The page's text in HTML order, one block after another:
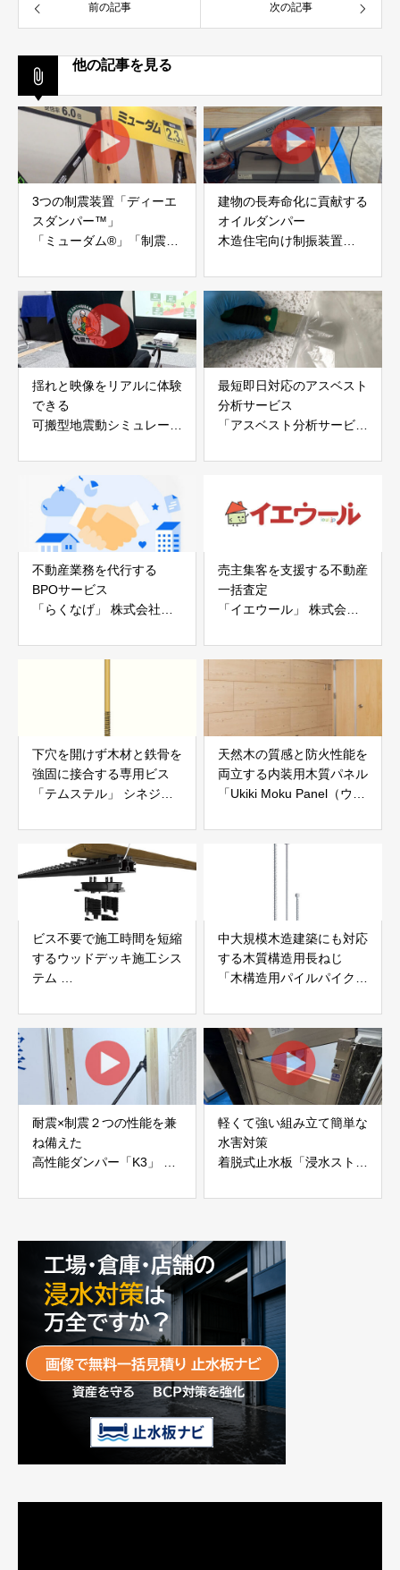
前の記事 次の記事
他の記事を見る
3つの制震装置「ディーエ
スダンパー™」
「ミューダム®」「制震テ
アイディールブレーン株式
会社
建物の長寿命化に貢献する
オイルダンパー
木造住宅向け制振装置
株式会社evoltz
揺れと映像をリアルに体験
できる
可搬型地震動シミュレータ
白山工業株式会社
最短即日対応のアスベスト
分析サービス
「アスベスト分析サービ
不動産業務を代行する
BPOサービス
「らくなげ」 株式会社い
売主集客を支援する不動産
一括査定
「イエウール」 株式会社
下穴を開けず木材と鉄骨を
強固に接合する専用ビス
「テムステル」 シネジッ
天然木の質感と防火性能を
両立する内装用木質パネル
「Ukiki Moku Panel（ウキ
社サンパテック
ビス不要で施工時間を短縮
するウッドデッキ施工シス
テム
JAPAN
中大規模木造建築にも対応
する木質構造用長ねじ
「木構造用パイルパイクビ
耐震×制震２つの性能を兼
ね備えた
高性能ダンパー「K3」 富
軽くて強い組み立て簡単な
水害対策
着脱式止水板「浸水ストッ
富士工業株式会社